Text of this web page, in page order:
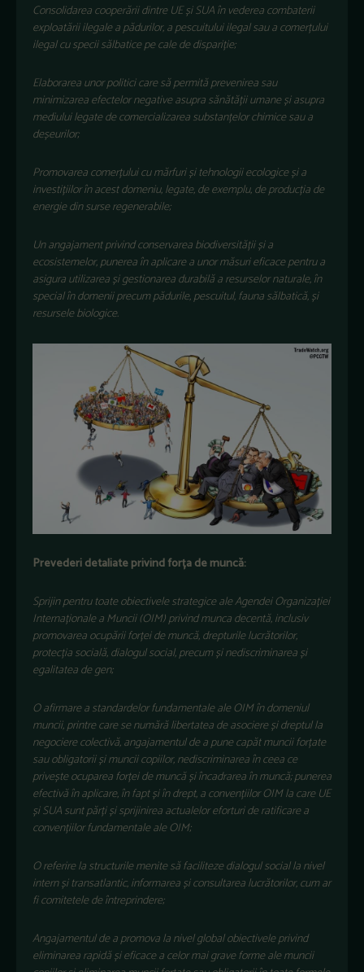
Consolidarea cooperării dintre UE și SUA în vederea combaterii
exploatării ilegale a pădurilor, a pescuitului ilegal sau a comerțului
ilegal cu specii sălbatice pe cale de dispariție;
Elaborarea unor politici care să permită prevenirea sau
minimizarea efectelor negative asupra sănătății umane și asupra
mediului legate de comercializarea substanțelor chimice sau a
deșeurilor;
Promovarea comerțului cu mărfuri și tehnologii ecologice și a
investițiilor în acest domeniu, legate, de exemplu, de producția de
energie din surse regenerabile;
Un angajament privind conservarea biodiversității și a
ecosistemelor, punerea în aplicare a unor măsuri eficace pentru a
asigura utilizarea și gestionarea durabilă a resurselor naturale, în
special în domenii precum pădurile, pescuitul, fauna sălbatică, și
resursele biologice.
Prevederi detaliate privind forța de muncă:
Sprijin pentru toate obiectivele strategice ale Agendei Organizației
Internaționale a Muncii (OIM) privind munca decentă, inclusiv
promovarea ocupării forței de muncă, drepturile lucrătorilor,
protecția socială, dialogul social, precum și nediscriminarea și
egalitatea de gen;
O afirmare a standardelor fundamentale ale OIM în domeniul
muncii, printre care se numără libertatea de asociere și dreptul la
negociere colectivă, angajamentul de a pune capăt muncii forțate
sau obligatorii și muncii copiilor, nediscriminarea în ceea ce
privește ocuparea forței de muncă și încadrarea în muncă; punerea
efectivă în aplicare, în fapt și în drept, a convențiilor OIM la care UE
și SUA sunt părți și sprijinirea actualelor eforturi de ratificare a
convențiilor fundamentale ale OIM;
O referire la structurile menite să faciliteze dialogul social la nivel
intern și transatlantic, informarea și consultarea lucrătorilor, cum ar
fi comitetele de întreprindere;
Angajamentul de a promova la nivel global obiectivele privind
eliminarea rapidă și eficace a celor mai grave forme ale muncii